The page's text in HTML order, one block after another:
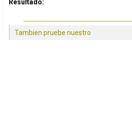
Resultado:
Tambien pruebe nuestro